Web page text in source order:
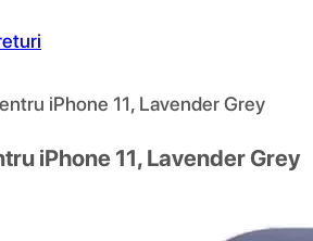
iPhone 11, Lavender Grey
iPhone 11, Lavender Grey